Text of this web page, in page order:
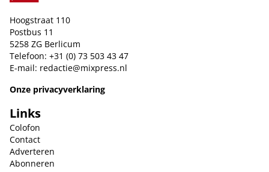
Hoogstraat 110
Postbus 11
5258 ZG Berlicum
Telefoon: +31 (0) 73 503 43 47
E-mail: redactie@mixpress.nl
Onze privacyverklaring
Links
Colofon
Contact
Adverteren
Abonneren